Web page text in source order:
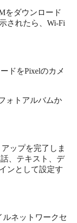
をダウンロード
されたら、Wi-Fi
ドをPixelのカメ
ォトアルバムか
ップを完了しま
、テキスト、デ
ンとして設定す
ネットワークセ